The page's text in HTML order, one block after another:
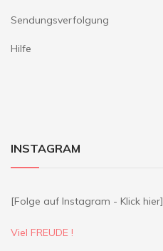
Sendungsverfolgung
Hilfe
INSTAGRAM
[Folge auf Instagram - Klick hier]
Viel FREUDE !